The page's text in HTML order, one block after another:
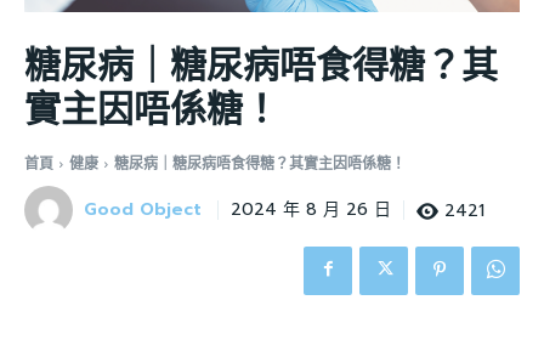
糖尿病｜糖尿病唔食得糖？其
實主因唔係糖！
首頁 健康 糖尿病｜糖尿病唔食得糖？其實主因唔係糖！
Good Object 2024 年 8 月 26 日 2421